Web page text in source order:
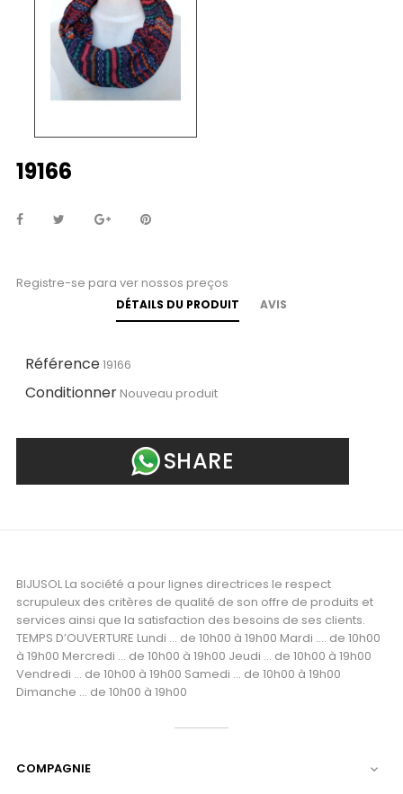
19166
Registre-se para ver nossos preços
DÉTAILS DU PRODUIT AVIS
Référence19166
Conditionner Nouveau produit
SHARE
BIJUSOL La société a pour lignes directrices le respect
scrupuleux des critères de qualité de son offre de produits et
services ainsi que la satisfaction des besoins de ses clients.
TEMPS D’OUVERTURE Lundi ... de 10h00 à 19h00 Mardi .... de 10h00
à 19h00 Mercredi ... de 10h00 à 19h00 Jeudi ... de 10h00 à 19h00
Vendredi ... de 10h00 à 19h00 Samedi ... de 10h00 à 19h00
Dimanche ... de 10h00 à 19h00
COMPAGNIE 